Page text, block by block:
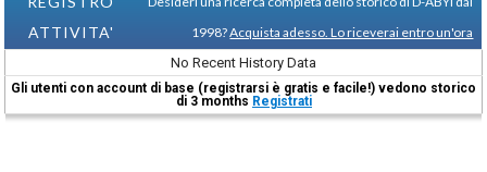
ATTIVITA'
1998?Acquista adesso. Lo riceverai entro un'ora
No Recent History Data
Gli utenti con account di base (registrarsi è gratis e facile!) vedono storico
di 3 months Registrati